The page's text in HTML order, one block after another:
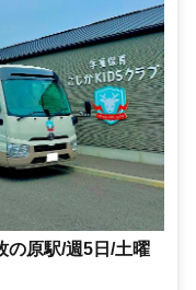
の原駅/週5日/土曜